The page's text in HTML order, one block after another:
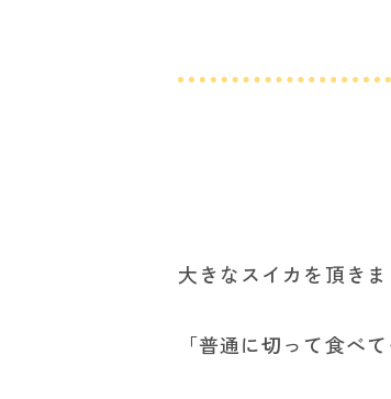
大きなスイカを頂きま
「普通に切って食べ